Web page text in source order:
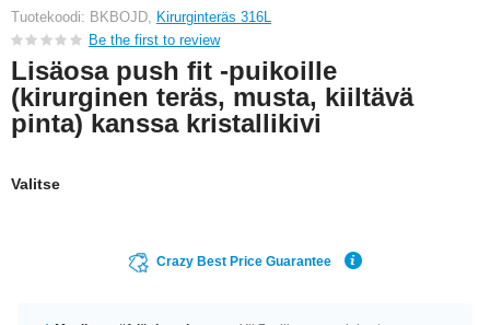
Tuotekoodi: BKBOJD, Kirurginteräs 316L
Be the first to review
Lisäosa push fit -puikoille
(kirurginen teräs, musta, kiiltävä
pinta) kanssa kristallikivi
Valitse
Crazy Best Price Guarantee